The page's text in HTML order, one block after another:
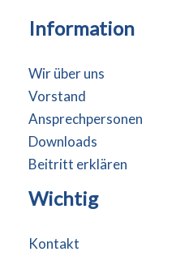
Information
Wir über uns
Vorstand
Ansprechpersonen
Downloads
Beitritt erklären
Wichtig
Kontakt